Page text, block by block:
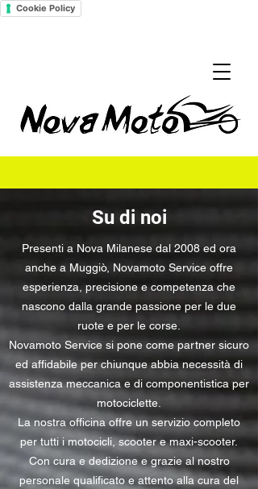
Cookie Policy
Su di noi
Presenti a Nova Milanese dal 2008 ed ora
anche a Muggiò, Novamoto Service offre
esperienza, precisione e competenza che
nascono dalla grande passione per le due
ruote e per le corse.
Novamoto Service si pone come partner sicuro
ed affidabile per chiunque abbia necessità di
assistenza meccanica e di componentistica per
motociclette.
La nostra officina offre un servizio completo
per tutti i motocicli, scooter e maxi-scooter.
Con cura e dedizione e grazie al nostro
personale qualificato e attento alla cura del